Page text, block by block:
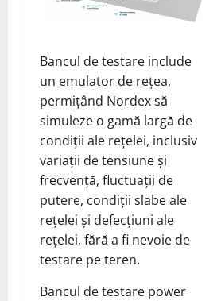
Bancul de testare include
un emulator de rețea,
permițând Nordex să
simuleze o gamă largă de
condiții ale rețelei, inclusiv
variații de tensiune și
frecvență, fluctuații de
putere, condiții slabe ale
rețelei și defecțiuni ale
rețelei, fără a fi nevoie de
testare pe teren.
Bancul de testare power